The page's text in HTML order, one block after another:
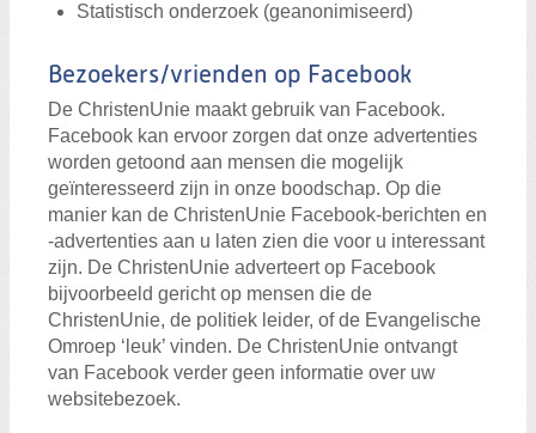
Statistisch onderzoek (geanonimiseerd)
Bezoekers/vrienden op Facebook
De ChristenUnie maakt gebruik van Facebook.
Facebook kan ervoor zorgen dat onze advertenties
worden getoond aan mensen die mogelijk
geïnteresseerd zijn in onze boodschap. Op die
manier kan de ChristenUnie Facebook-berichten en
-advertenties aan u laten zien die voor u interessant
zijn. De ChristenUnie adverteert op Facebook
bijvoorbeeld gericht op mensen die de
ChristenUnie, de politiek leider, of de Evangelische
Omroep ‘leuk’ vinden. De ChristenUnie ontvangt
van Facebook verder geen informatie over uw
websitebezoek.